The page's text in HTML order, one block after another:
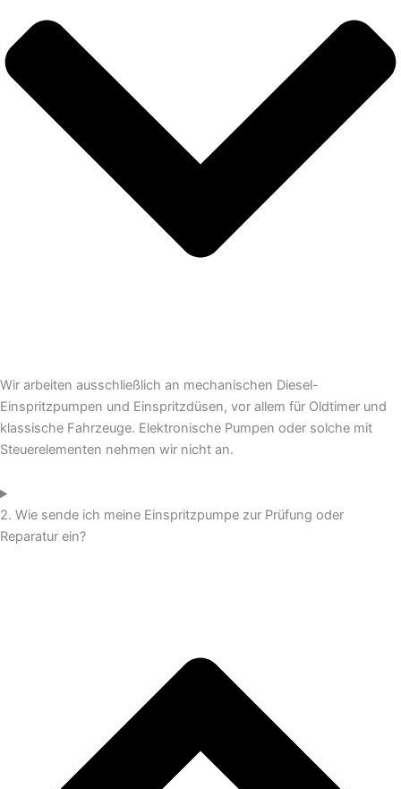
Wir arbeiten ausschließlich an mechanischen Diesel-
Einspritzpumpen und Einspritzdüsen, vor allem für Oldtimer und
klassische Fahrzeuge. Elektronische Pumpen oder solche mit
Steuerelementen nehmen wir nicht an.
2. Wie sende ich meine Einspritzpumpe zur Prüfung oder
Reparatur ein?